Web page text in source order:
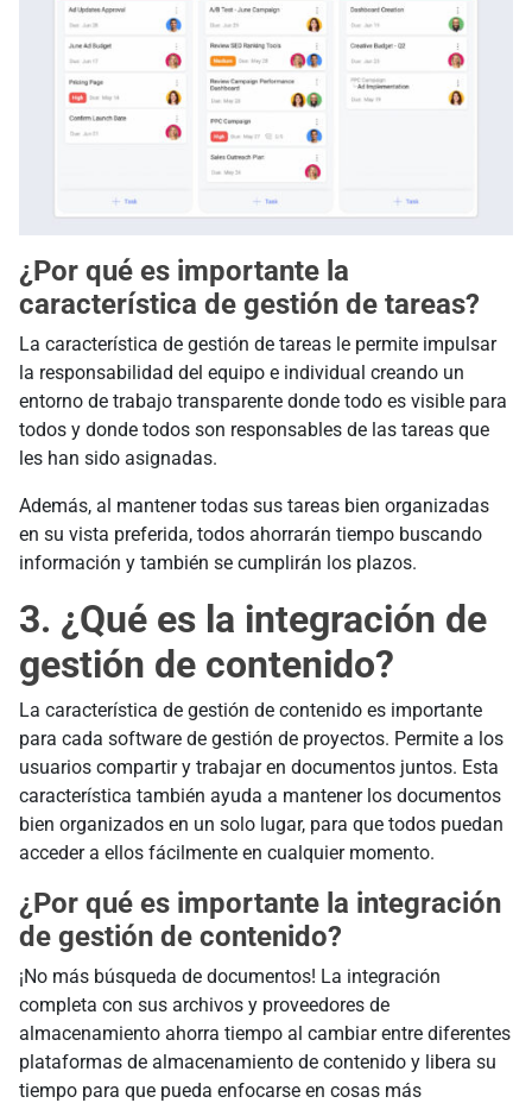
¿Por qué es importante la
característica de gestión de tareas?
La característica de gestión de tareas le permite impulsar
la responsabilidad del equipo e individual creando un
entorno de trabajo transparente donde todo es visible para
todos y donde todos son responsables de las tareas que
les han sido asignadas.
Además, al mantener todas sus tareas bien organizadas
en su vista preferida, todos ahorrarán tiempo buscando
información y también se cumplirán los plazos.
3. ¿Qué es la integración de
gestión de contenido?
La característica de gestión de contenido es importante
para cada software de gestión de proyectos. Permite a los
usuarios compartir y trabajar en documentos juntos. Esta
característica también ayuda a mantener los documentos
bien organizados en un solo lugar, para que todos puedan
acceder a ellos fácilmente en cualquier momento.
¿Por qué es importante la integración
de gestión de contenido?
¡No más búsqueda de documentos! La integración
completa con sus archivos y proveedores de
almacenamiento ahorra tiempo al cambiar entre diferentes
plataformas de almacenamiento de contenido y libera su
tiempo para que pueda enfocarse en cosas más